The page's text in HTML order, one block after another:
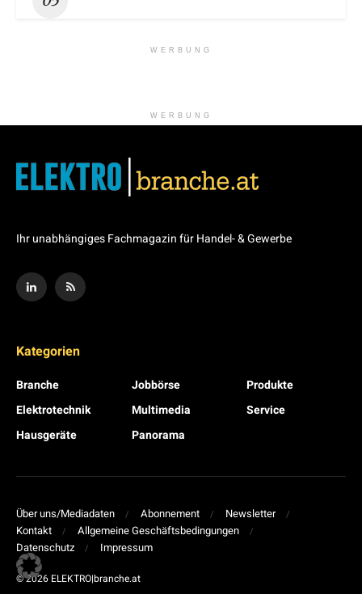
WERBUNG
WERBUNG
Ihr unabhängiges Fachmagazin für Handel- & Gewerbe
Kategorien
Branche
Elektrotechnik
Hausgeräte
Jobbörse
Multimedia
Panorama
Produkte
Service
Über uns/Mediadaten Abonnement
Newsletter
Kontakt
Allgemeine Geschäftsbedingungen
Datenschutz
Impressum
© 2026 ELEKTRO|branche.at